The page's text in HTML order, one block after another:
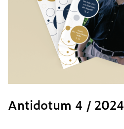
Antidotum 4 / 2024